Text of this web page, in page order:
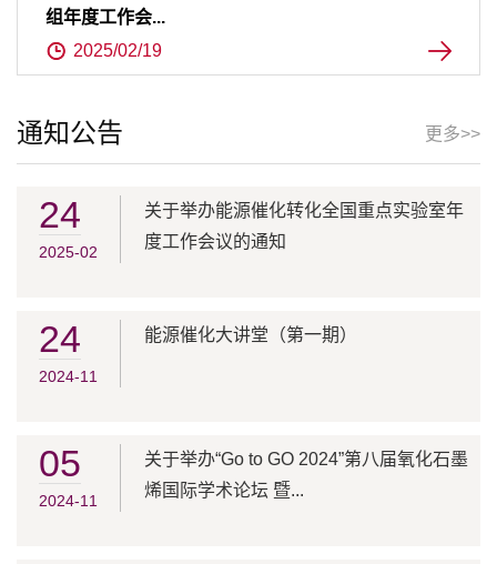
组年度工作会...
2025/02/19
通知公告 更多>>
24
2025-02
关于举办能源催化转化全国重点实验室年
度工作会议的通知
24
2024-11
能源催化大讲堂（第一期）
05
2024-11
关于举办“Go to GO 2024”第八届氧化石墨
烯国际学术论坛 暨...